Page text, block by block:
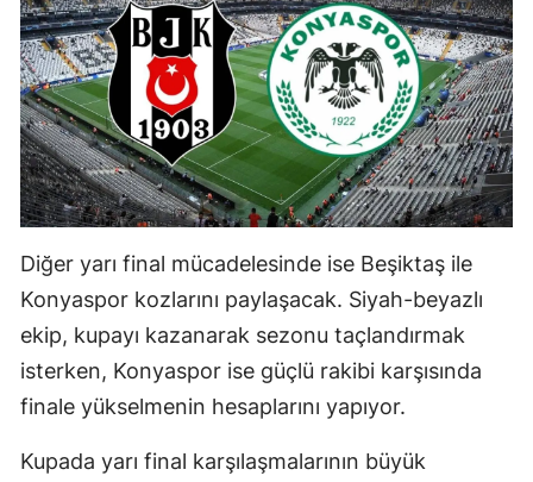
Diğer yarı final mücadelesinde ise Beşiktaş ile
Konyaspor kozlarını paylaşacak. Siyah-beyazlı
ekip, kupayı kazanarak sezonu taçlandırmak
isterken, Konyaspor ise güçlü rakibi karşısında
finale yükselmenin hesaplarını yapıyor.
Kupada yarı final karşılaşmalarının büyük